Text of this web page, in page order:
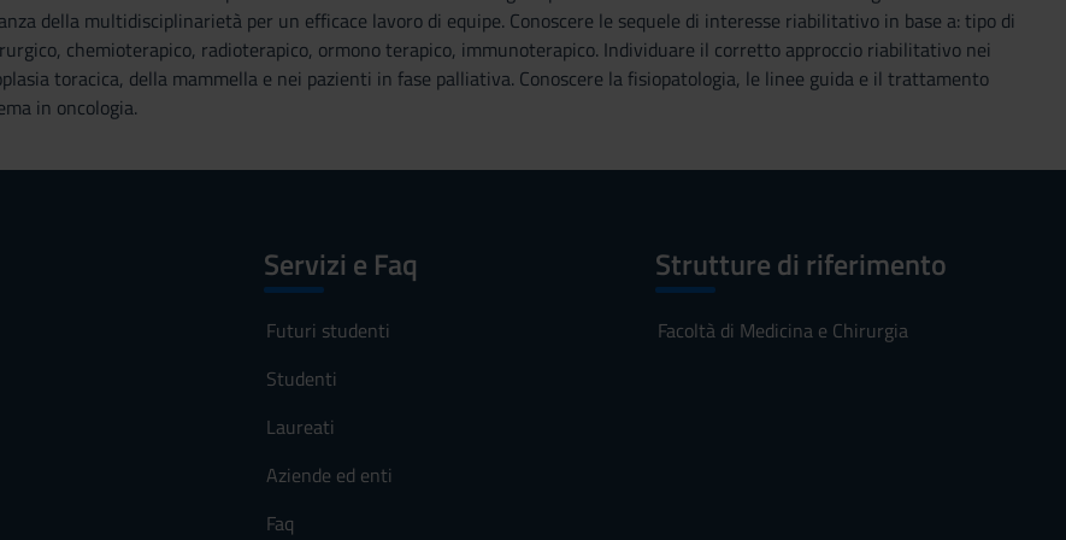
della multidisciplinarietà per un efficace lavoro di equipe. Conoscere le sequele di interesse riabilitativo in base a: tipo di
chemioterapico, radioterapico, ormono terapico, immunoterapico. Individuare il corretto approccio riabilitativo nei
toracica, della mammella e nei pazienti in fase palliativa. Conoscere la fisiopatologia, le linee guida e il trattamento
in oncologia.
Servizi e Faq
Futuri studenti
Studenti
Laureati
Aziende ed enti
Faq
Strutture di riferimento
Facoltà di Medicina e Chirurgia